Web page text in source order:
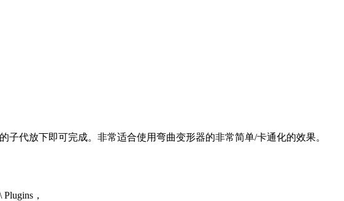
代放下即可完成。非常适合使用弯曲变形器的非常简单/卡通化的效果。
，